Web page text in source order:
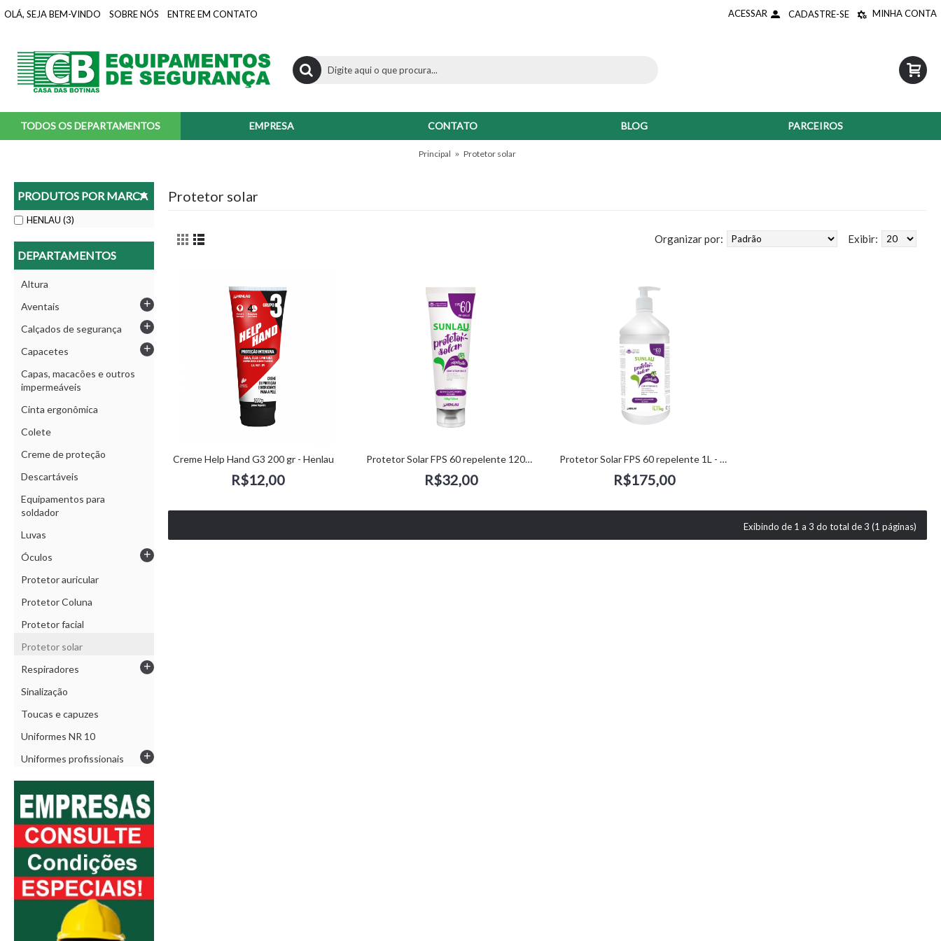
OLÁ, SEJA BEM-VINDO SOBRE NÓS ENTRE EM CONTATO ACESSAR CADASTRE-SE MINHA CONTA
TODOS OS DEPARTAMENTOS EMPRESA CONTATO BLOG PARCEIROS
Principal Protetor solar
PRODUTOS POR MARCA
HENLAU (3)
DEPARTAMENTOS
Altura
Aventais
+
Calçados de segurança +
Capacetes +
Capas, macacões e outros
impermeáveis
Cinta ergonômica
Colete
Creme de proteção
Descartáveis
Equipamentos para
soldador
Luvas
Óculos
+
Protetor auricular
Protetor Coluna
Protetor facial
Protetor solar
Respiradores
+
Sinalização
Toucas e capuzes
Uniformes NR 10
Uniformes profissionais
+
Protetor solar
Exibir:
Organizar por:
Creme Help Hand G3 200 gr - Henlau
R$12,00
Protetor Solar FPS 60 repelente 120gr - Henlau
R$32,00
Protetor Solar FPS 60 repelente 1L - Henlau
R$175,00
Exibindo de 1 a 3 do total de 3 (1 páginas)